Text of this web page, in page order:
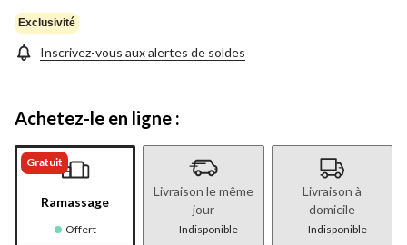
Exclusivité
Inscrivez-vous aux alertes de soldes
Achetez-le en ligne :
Gratuit
Ramassage
Offert
Livraison le même
jour
Indisponible
Livraison à
domicile
Indisponible